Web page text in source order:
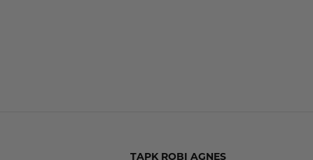
TAPK ROBI AGNES